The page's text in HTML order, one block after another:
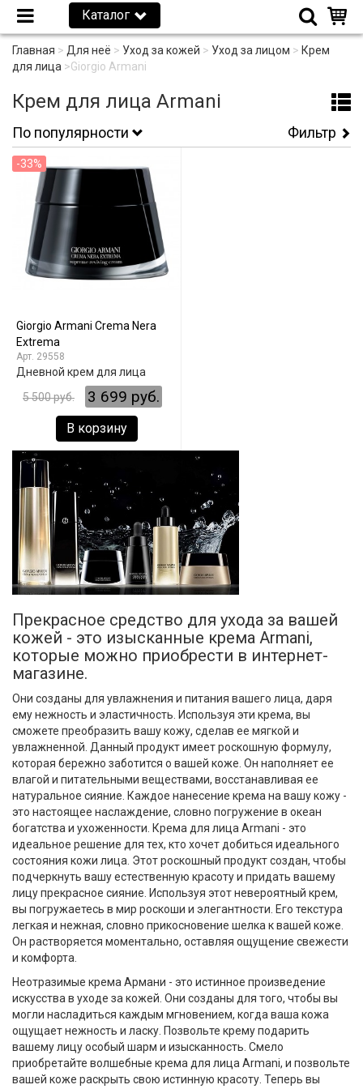
Каталог
Главная > Для неё > Уход за кожей > Уход за лицом > Крем
для лица >Giorgio Armani
Крем для лица Armani
По популярности Фильтр
-33%
Giorgio Armani Crema Nera
Extrema
29558
Дневной крем для лица
5 500 руб.
3 699 руб.
В корзину
Прекрасное средство для ухода за вашей
кожей - это изысканные крема Armani,
которые можно приобрести в интернет-
магазине.
Они созданы для увлажнения и питания вашего лица, даря
ему нежность и эластичность. Используя эти крема, вы
сможете преобразить вашу кожу, сделав ее мягкой и
увлажненной. Данный продукт имеет роскошную формулу,
которая бережно заботится о вашей коже. Он наполняет ее
влагой и питательными веществами, восстанавливая ее
натуральное сияние. Каждое нанесение крема на вашу кожу -
это настоящее наслаждение, словно погружение в океан
богатства и ухоженности. Крема для лица Armani - это
идеальное решение для тех, кто хочет добиться идеального
состояния кожи лица. Этот роскошный продукт создан, чтобы
подчеркнуть вашу естественную красоту и придать вашему
лицу прекрасное сияние. Используя этот невероятный крем,
вы погружаетесь в мир роскоши и элегантности. Его текстура
легкая и нежная, словно прикосновение шелка к вашей коже.
Он растворяется моментально, оставляя ощущение свежести
и комфорта.
Неотразимые крема Армани - это истинное произведение
искусства в уходе за кожей. Они созданы для того, чтобы вы
могли насладиться каждым мгновением, когда ваша кожа
ощущает нежность и ласку. Позвольте крему подарить
вашему лицу особый шарм и изысканность. Смело
приобретайте волшебные крема для лица Armani, и позвольте
вашей коже раскрыть свою истинную красоту. Теперь вы